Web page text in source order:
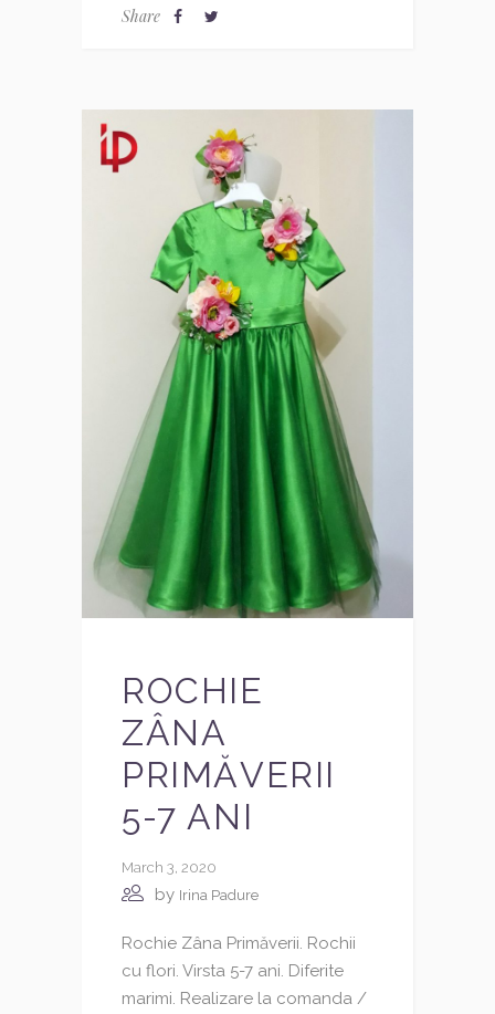
Share
ROCHIE
ZÂNA
PRIMĂVERII
5-7 ANI
March 3, 2020
by Irina Padure
Rochie Zâna Primăverii. Rochii
cu flori. Virsta 5-7 ani. Diferite
marimi. Realizare la comanda /